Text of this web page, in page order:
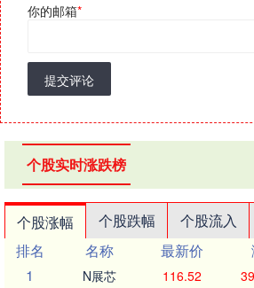
你的邮箱*
提交评论
个股实时涨跌榜
个股涨幅 个股跌幅 个股流入
排名
名称 最新价
1
N展芯 116.52